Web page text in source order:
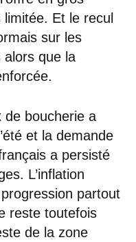
Et le recul
sur les
alors que la
de boucherie a
et la demande
a persisté
L’inflation
partout
reste toutefois
de la zone